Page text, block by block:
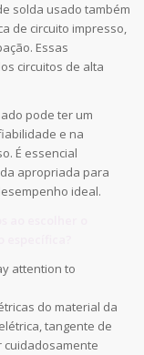
solda usado também
de circuito impresso,
Essas
circuitos de alta
pode ter um
e na
É essencial
apropriada para
ideal.
attention to
do material da
tangente de
cuidadosamente